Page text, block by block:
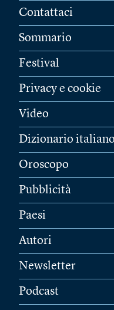
Contattaci
Sommario
Festival
Privacy e cookie
Video
Dizionario italiano
Oroscopo
Pubblicità
Paesi
Autori
Newsletter
Podcast